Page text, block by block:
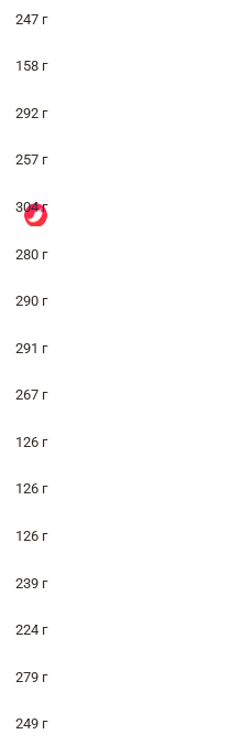
247 г
158 г
292 г
257 г
304 г
280 г
290 г
291 г
267 г
126 г
126 г
126 г
239 г
224 г
279 г
249 г